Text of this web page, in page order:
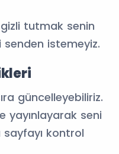
gizli tutmak senin
senden istemeyiz.
güncelleyebiliriz.
yayınlayarak seni
kontrol